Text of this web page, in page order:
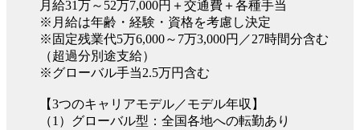
月給31万～52万7,000円＋交通費＋各種手当
※月給は年齢・経験・資格を考慮し決定
※固定残業代5万6,000～7万3,000円／27時間分含む
（超過分別途支給）
※グローバル手当2.5万円含む
【3つのキャリアモデル／モデル年収】
（1）グローバル型：全国各地への転勤あり